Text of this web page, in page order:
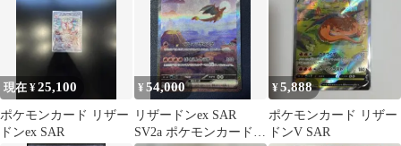
現在 ¥25,100
ポケモンカード リザー
ドンex SAR
¥54,000
リザードンex SAR
SV2a ポケモンカード
¥5,888
ポケモンカード リザー
ドンV SAR